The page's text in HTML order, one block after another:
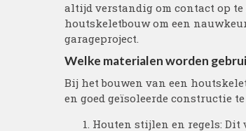
altijd verstandig om contact op
houtskeletbouw om een
garageproject.
Welke materialen worden
Bij het bouwen van een
en goed geïsoleerde constructie
Houten stijlen en regels: Dit